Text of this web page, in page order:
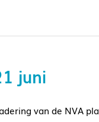
juni
van de NVA